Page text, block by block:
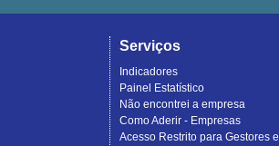
Serviços
Indicadores
Painel Estatístico
Não encontrei a empresa
Como Aderir - Empresas
Acesso Restrito para Gestores e